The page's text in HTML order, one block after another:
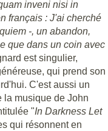
inveni nisi in
français : J'ai cherché
-, un abandon,
que dans un coin avec
est singulier,
qui prend son
C'est aussi un
la musique de John
"In Darkness Let
qui résonnent en